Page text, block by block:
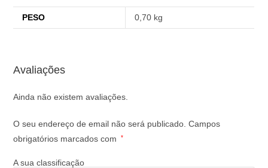
PESO 0,70 kg
Avaliações
Ainda não existem avaliações.
O seu endereço de email não será publicado. Campos
obrigatórios marcados com
*
A sua classificação